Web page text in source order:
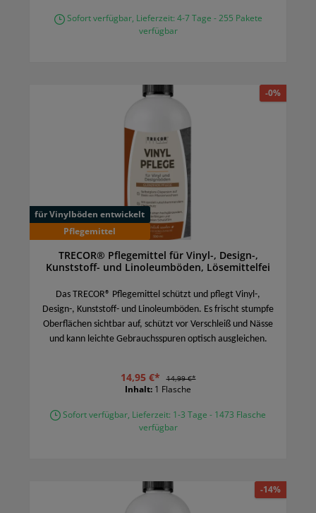
Sofort verfügbar, Lieferzeit: 4-7 Tage - 255 Pakete
verfügbar
-0%
für Vinylböden entwickelt
Pflegemittel
TRECOR® Pflegemittel für Vinyl-, Design-,
Kunststoff- und Linoleumböden, Lösemittelfei
Das TRECOR® Pflegemittel schützt und pflegt Vinyl-,
Design-, Kunststoff- und Linoleumböden. Es frischt stumpfe
Oberflächen sichtbar auf, schützt vor Verschleiß und Nässe
und kann leichte Gebrauchsspuren optisch ausgleichen.
14,95 €* 14,99 €*
Inhalt: 1 Flasche
Sofort verfügbar, Lieferzeit: 1-3 Tage - 1473 Flasche
verfügbar
-14%